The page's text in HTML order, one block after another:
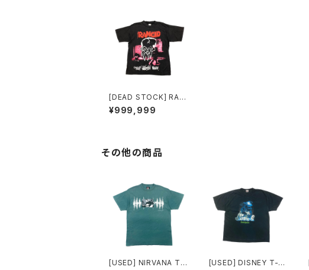
[DEAD STOCK] RAN
CID T-SHIRT Life W
on’t Wait
¥999,999
その他の商品
[USED] NIRVANA T-
[USED] DISNEY T-S